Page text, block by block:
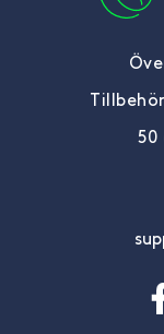
50